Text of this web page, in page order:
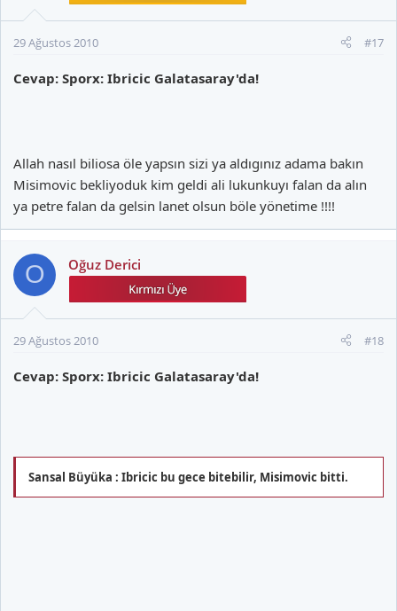
29 Ağustos 2010 #17
Cevap: Sporx: Ibricic Galatasaray'da!
Allah nasıl biliosa öle yapsın sizi ya aldıgınız adama bakın
Misimovic bekliyoduk kim geldi ali lukunkuyı falan da alın
ya petre falan da gelsin lanet olsun böle yönetime !!!!
O Oğuz Derici
29 Ağustos 2010 #18
Cevap: Sporx: Ibricic Galatasaray'da!
Sansal Büyüka : Ibricic bu gece bitebilir, Misimovic bitti.